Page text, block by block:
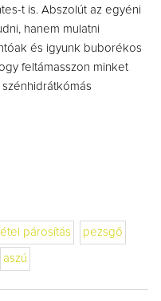
t is. Abszolút az egyéni
hanem mulatni
és igyunk buborékos
feltámasszon minket
párosítás pezsgő
aszú